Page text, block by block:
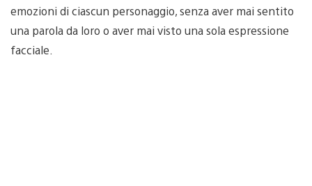
emozioni di ciascun personaggio, senza aver mai sentito
una parola da loro o aver mai visto una sola espressione
facciale.